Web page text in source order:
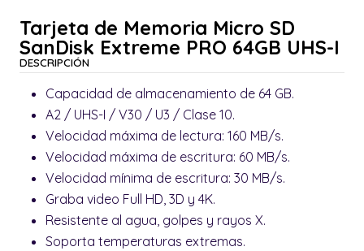
Tarjeta de Memoria Micro SD
SanDisk Extreme PRO 64GB UHS-I
DESCRIPCIÓN
Capacidad de almacenamiento de 64 GB.
A2 / UHS-I / V30 / U3 / Clase 10.
Velocidad máxima de lectura: 160 MB/s.
Velocidad máxima de escritura: 60 MB/s.
Velocidad mínima de escritura: 30 MB/s.
Graba video Full HD, 3D y 4K.
Resistente al agua, golpes y rayos X.
Soporta temperaturas extremas.